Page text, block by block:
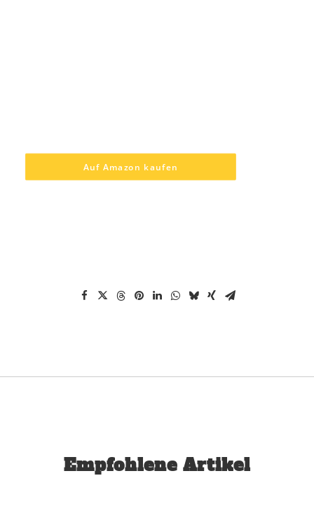
Auf Amazon kaufen
Empfohlene Artikel